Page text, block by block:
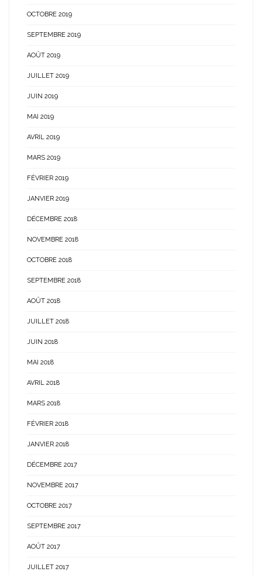
OCTOBRE 2019
SEPTEMBRE 2019
AOÛT 2019
JUILLET 2019
JUIN 2019
MAI 2019
AVRIL 2019
MARS 2019
FÉVRIER 2019
JANVIER 2019
DÉCEMBRE 2018
NOVEMBRE 2018
OCTOBRE 2018
SEPTEMBRE 2018
AOÛT 2018
JUILLET 2018
JUIN 2018
MAI 2018
AVRIL 2018
MARS 2018
FÉVRIER 2018
JANVIER 2018
DÉCEMBRE 2017
NOVEMBRE 2017
OCTOBRE 2017
SEPTEMBRE 2017
AOÛT 2017
JUILLET 2017